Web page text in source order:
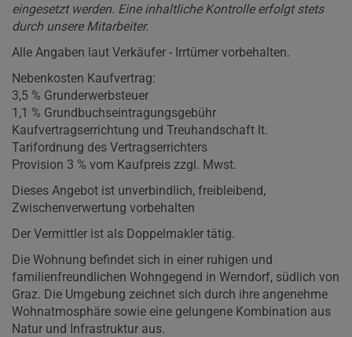
eingesetzt werden. Eine inhaltliche Kontrolle erfolgt stets
durch unsere Mitarbeiter.
Alle Angaben laut Verkäufer - Irrtümer vorbehalten.
Nebenkosten Kaufvertrag:
3,5 % Grunderwerbsteuer
1,1 % Grundbuchseintragungsgebühr
Kaufvertragserrichtung und Treuhandschaft lt.
Tarifordnung des Vertragserrichters
Provision 3 % vom Kaufpreis zzgl. Mwst.
Dieses Angebot ist unverbindlich, freibleibend,
Zwischenverwertung vorbehalten
Der Vermittler ist als Doppelmakler tätig.
Die Wohnung befindet sich in einer ruhigen und
familienfreundlichen Wohngegend in Werndorf, südlich von
Graz. Die Umgebung zeichnet sich durch ihre angenehme
Wohnatmosphäre sowie eine gelungene Kombination aus
Natur und Infrastruktur aus.